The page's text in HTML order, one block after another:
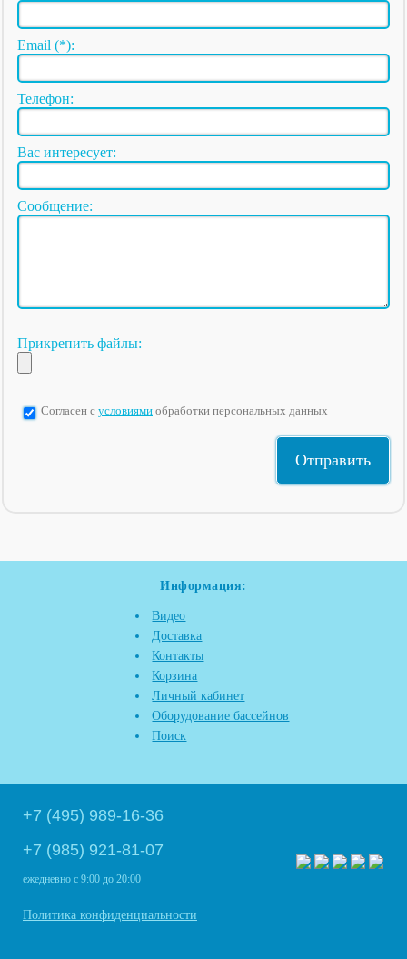
Email (*):
Телефон:
Вас интересует:
Сообщение:
Прикрепить файлы:
Согласен с условиями обработки персональных данных
Информация:
Видео
Доставка
Контакты
Корзина
Личный кабинет
Оборудование бассейнов
Поиск
+7 (495) 989-16-36
+7 (985) 921-81-07
ежедневно с 9:00 до 20:00
Политика конфиденциальности